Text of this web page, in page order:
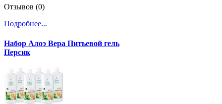
Отзывов (0)
Подробнее...
Набор Алоэ Вера Питьевой гель
Персик